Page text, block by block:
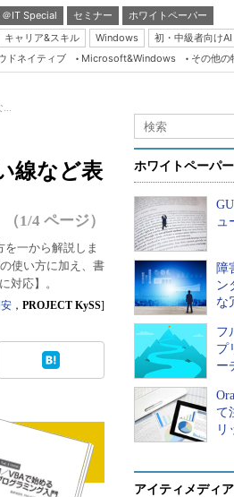
＠IT Special セミナー
ホワイトペーパー
キャリア&スキル Windows 初・中級者向けAI
Server & Storage
Java Agile
Database Expert
Linux ＆ OSS
Master of IP Network
Security & Trust
ドネイティブ Microsoft&Windows その他の
...
線など表
（1/4 ページ）
一から解説しま
使い方に加え、書
対応】。
， PROJECT KySS]
ホワイトペーパー
ュ
障
ン
な
フ
プ
ー
て
リ
アイティメディ